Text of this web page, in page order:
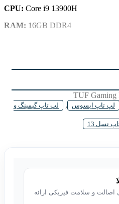
CPU: Core i9 13900H
RAM: 16GB DDR4
TUF
لپ تاپ ایسوس ,
لپ تاپ گیمینگ و
نسل 13
اصالت و سلامت فیزیکی ارائه